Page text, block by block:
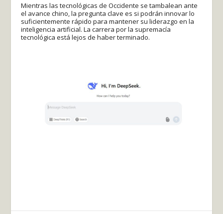
Mientras las tecnológicas de Occidente se tambalean ante
el avance chino, la pregunta clave es si podrán innovar lo
suficientemente rápido para mantener su liderazgo en la
inteligencia artificial. La carrera por la supremacía
tecnológica está lejos de haber terminado.